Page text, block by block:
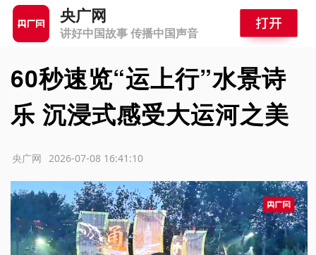
央广网
讲好中国故事 传播中国声音
60秒速览“运上行”水景诗
乐 沉浸式感受大运河之美
2026-07-08 16:41:10
央广网